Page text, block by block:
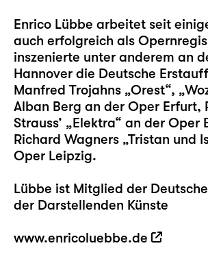
Enrico Lübbe arbeitet seit
auch erfolgreich als
inszenierte unter anderem an
Hannover die Deutsche
Manfred Trojahns „Orest“,
Alban Berg an der Oper Erfurt,
Strauss’ „Elektra“ an der Oper
Richard Wagners „Tristan und
Oper Leipzig.
Lübbe ist Mitglied der
der Darstellenden Künste
www.enricoluebbe.de